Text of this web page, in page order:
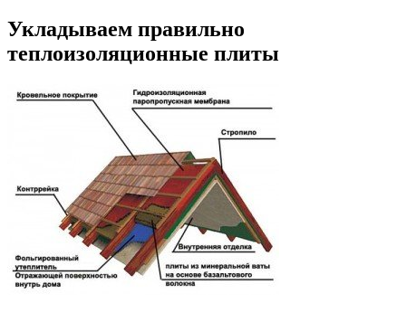
Укладываем правильно
теплоизоляционные плиты